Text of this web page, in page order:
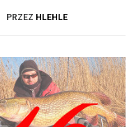
PRZEZ HLEHLE